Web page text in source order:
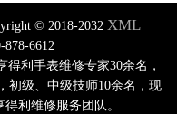
© 2018-2032 XML
6612
得利手表维修专家30余名，
初级、中级技师10余名，现
利维修服务团队。